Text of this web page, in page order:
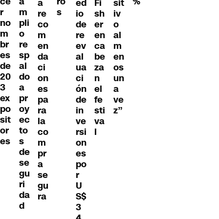
r
no
m
br
es
de
20
3
ex
po
sit
or
es
m
pli
o
re
sp
al
do
a
pr
oy
ec
to
s
de
se
gu
ri
da
d
a
re
co
m
en
da
ci
on
es
pa
ra
la
co
m
pr
a
se
gu
ra
s
ed
io
de
re
ev
al
ua
ci
ón
de
in
ve
rsi
on
es
po
r
U
S$
3
Fi
sh
er
en
ca
be
za
n
el
fe
sti
va
l
sit
iv
o
al
m
en
os
un
a
ve
z”